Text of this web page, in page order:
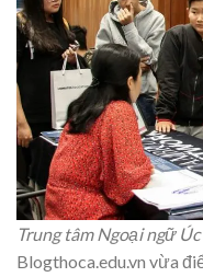
Trung tâm Ngoại ngữ
Blogthoca.edu.vn vừa